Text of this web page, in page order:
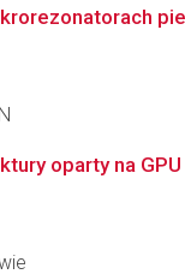
oparty na